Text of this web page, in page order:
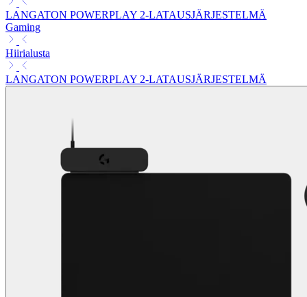
LANGATON POWERPLAY 2-LATAUSJÄRJESTELMÄ
Gaming
Hiirialusta
LANGATON POWERPLAY 2-LATAUSJÄRJESTELMÄ